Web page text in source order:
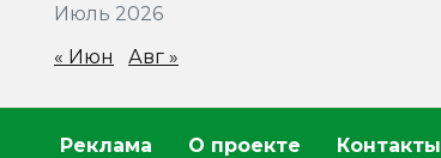
Июль 2026
« Июн Авг »
Реклама О проекте Контакты